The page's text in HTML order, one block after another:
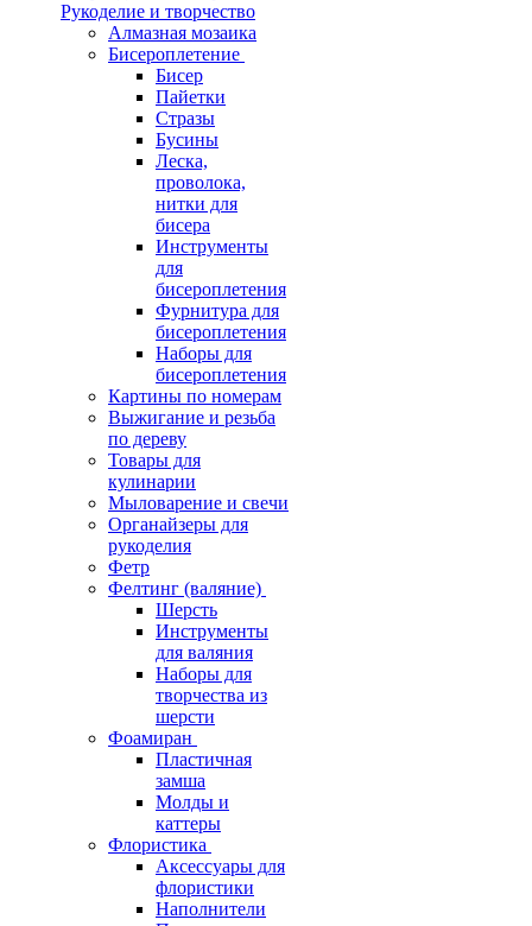
Рукоделие и творчество
Алмазная мозаика
Бисероплетение
Бисер
Пайетки
Стразы
Бусины
Леска,
проволока,
нитки для
бисера
Инструменты
для
бисероплетения
Фурнитура для
бисероплетения
Наборы для
бисероплетения
Картины по номерам
Выжигание и резьба
по дереву
Товары для
кулинарии
Мыловарение и свечи
Органайзеры для
рукоделия
Фетр
Фелтинг (валяние)
Шерсть
Инструменты
для валяния
Наборы для
творчества из
шерсти
Фоамиран
Пластичная
замша
Молды и
каттеры
Флористика
Аксессуары для
флористики
Наполнители